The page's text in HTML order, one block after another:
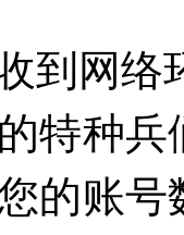
到网
特种
的账